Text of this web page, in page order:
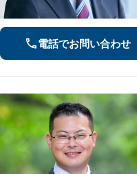
電話でお問い合わせ